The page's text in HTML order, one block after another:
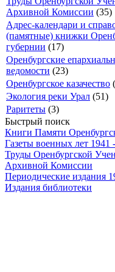
Архивной Комиссии (35)
Адрес-календари и
(памятные) книжки
губернии (17)
Оренбургские
ведомости (23)
Оренбургское казачество
Экология реки Урал (51)
Раритеты (3)
Быстрый поиск
Книги Памяти
Газеты военных лет 1941
Труды Оренбургской
Архивной Комиссии
Периодические издания
Издания библиотеки